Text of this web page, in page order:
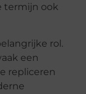
termijn ook
rol.
een
repliceren